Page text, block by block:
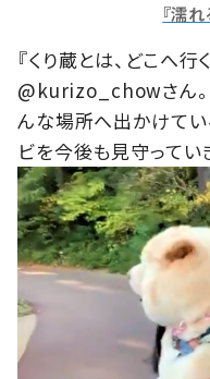
『濡
『くり蔵とは、どこへ行
@kurizo_chowさん。
んな場所へ出かけてい
ビを今後も見守ってい